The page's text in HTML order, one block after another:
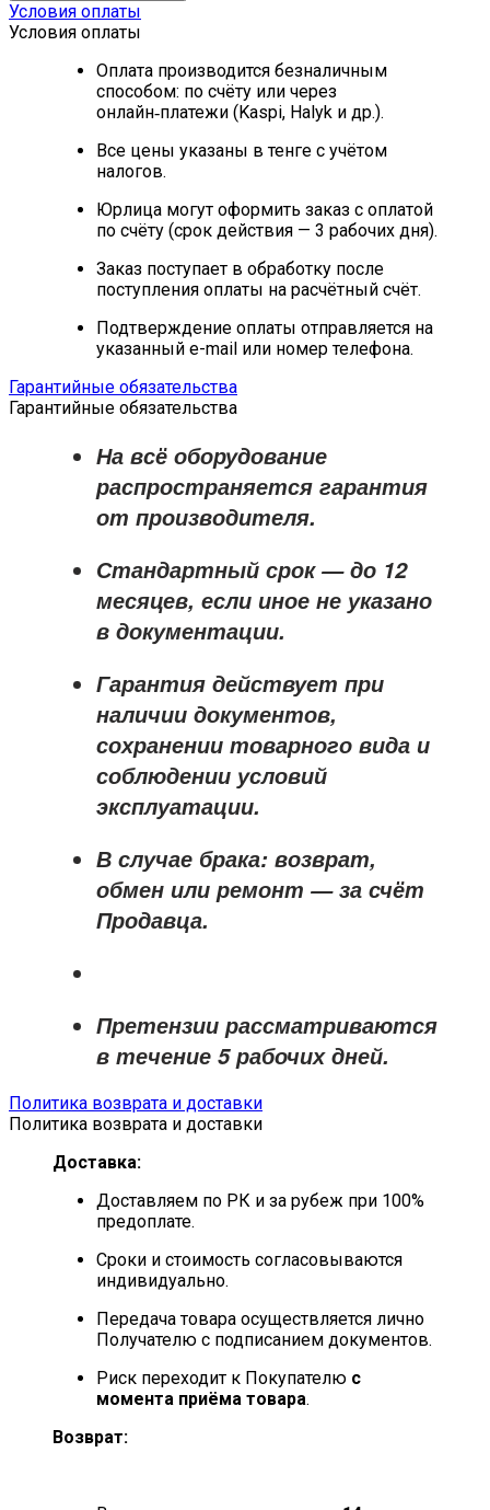
Условия оплаты
Условия оплаты
Оплата производится безналичным
способом: по счёту или через
онлайн‑платежи (Kaspi, Halyk и др.).
Все цены указаны в тенге с учётом
налогов.
Юрлица могут оформить заказ с оплатой
по счёту (срок действия — 3 рабочих дня).
Заказ поступает в обработку после
поступления оплаты на расчётный счёт.
Подтверждение оплаты отправляется на
указанный e-mail или номер телефона.
Гарантийные обязательства
Гарантийные обязательства
На всё оборудование
распространяется гарантия
от производителя.
Стандартный срок — до 12
месяцев, если иное не указано
в документации.
Гарантия действует при
наличии документов,
сохранении товарного вида и
соблюдении условий
эксплуатации.
В случае брака: возврат,
обмен или ремонт —за счёт
Продавца.
Претензии рассматриваются
в течение 5 рабочих дней.
Политика возврата и доставки
Политика возврата и доставки
Доставка:
Доставляем по РК и за рубеж при 100%
предоплате.
Сроки и стоимость согласовываются
индивидуально.
Передача товара осуществляется лично
Получателю с подписанием документов.
Риск переходит к Покупателю с
момента приёма товара.
Возврат: